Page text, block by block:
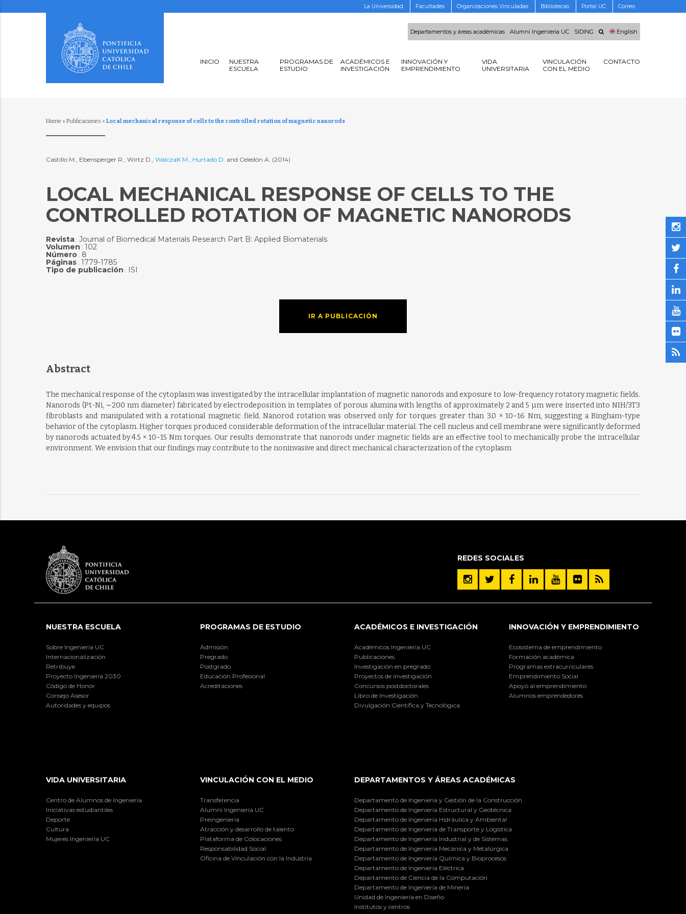
La Universidad Facultades Organizaciones Vinculadas Bibliotecas Portal UC Correo
Departamentos y áreas académicas Alumni Ingenieria UC SIDING English
INICIO
NUESTRA
ESCUELA
PROGRAMAS DE
ESTUDIO
ACADÉMICOS E
INVESTIGACIÓN
INNOVACIÓN Y
EMPRENDIMIENTO
VIDA
UNIVERSITARIA
VINCULACIÓN
CON EL MEDIO
CONTACTO
Home » Publicaciones » Local mechanical response of cells to the controlled rotation of magnetic nanorods
Castillo M., Ebensperger R., Wirtz D., WalczaK M., Hurtado D. and Celedón A. (2014)
LOCAL MECHANICAL RESPONSE OF CELLS TO THE
CONTROLLED ROTATION OF MAGNETIC NANORODS
Revista: Journal of Biomedical Materials Research Part B: Applied Biomaterials
Volumen : 102
Número: 8
Páginas: 1779-1785
Tipo de publicación : ISI
IR A PUBLICACIÓN
Abstract
The mechanical response of the cytoplasm was investigated by the intracellular implantation of magnetic nanorods and exposure to low-frequency rotatory magnetic fields.
Nanorods (Pt-Ni, ∼200 nm diameter) fabricated by electrodeposition in templates of porous alumina with lengths of approximately 2 and 5 µm were inserted into NIH/3T3
fibroblasts and manipulated with a rotational magnetic field. Nanorod rotation was observed only for torques greater than 3.0 × 10−16 Nm, suggesting a Bingham-type
behavior of the cytoplasm. Higher torques produced considerable deformation of the intracellular material. The cell nucleus and cell membrane were significantly deformed
by nanorods actuated by 4.5 × 10−15 Nm torques. Our results demonstrate that nanorods under magnetic fields are an effective tool to mechanically probe the intracellular
environment. We envision that our findings may contribute to the noninvasive and direct mechanical characterization of the cytoplasm
REDES SOCIALES
NUESTRA ESCUELA
Sobre Ingeniería UC
Internacionalización
Retribuye
Proyecto Ingeniería 2030
Código de Honor
Consejo Asesor
Autoridades y equipos
PROGRAMAS DE ESTUDIO
Admisión
Pregrado
Postgrado
Educación Profesional
Acreditaciones
ACADÉMICOS E INVESTIGACIÓN
Académicos Ingeniería UC
Publicaciones
Investigación en pregrado
Proyectos de investigación
Concursos postdoctorales
Libro de Investigación
Divulgación Científica y Tecnológica
INNOVACIÓN Y EMPRENDIMIENTO
Ecosistema de emprendimiento
Formación académica
Programas extracurriculares
Emprendimiento Social
Apoyo al emprendimiento
Alumnos emprendedores
VIDA UNIVERSITARIA
Centro de Alumnos de Ingeniería
Iniciativas estudiantiles
Deporte
Cultura
Mujeres Ingeniería UC
VINCULACIÓN CON EL MEDIO
Transferencia
Alumni Ingeniería UC
Preingeniería
Atracción y desarrollo de talento
Plataforma de Colocaciones
Responsabilidad Social
Oficina de Vinculación con la Industria
DEPARTAMENTOS Y ÁREAS ACADÉMICAS
Departamento de Ingeniería y Gestión de la Construcción
Departamento de Ingeniería Estructural y Geotécnica
Departamento de Ingeniería Hidráulica y Ambiental
Departamento de Ingeniería de Transporte y Logística
Departamento de Ingeniería Industrial y de Sistemas
Departamento de Ingeniería Mecánica y Metalúrgica
Departamento de Ingeniería Química y Bioprocesos
Departamento de Ingeniería Eléctrica
Departamento de Ciencia de la Computación
Departamento de Ingeniería de Minería
Unidad de Ingeniería en Diseño
Institutos y centros